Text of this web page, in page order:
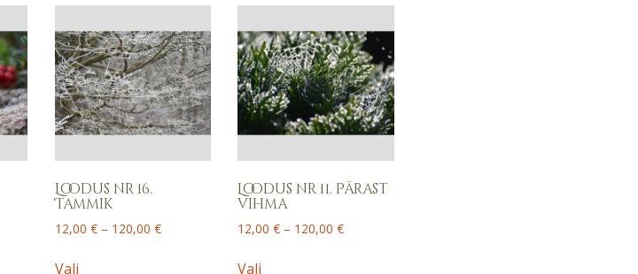
Loodus nr 16.
Tammik
12,00 € – 120,00 €Price
Vali
Loodus nr 11. Pärast
vihma
12,00€ – 120,00€Price
Vali